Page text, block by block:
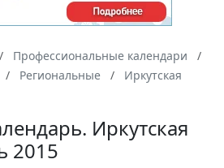
Профессиональные календари
Региональные
Иркутская
Иркутская
2015